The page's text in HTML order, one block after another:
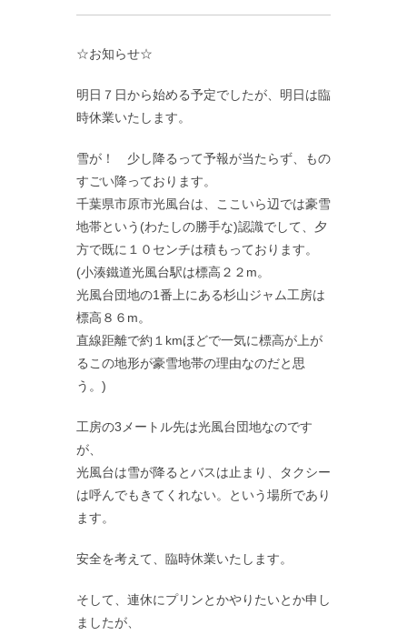
☆お知らせ☆
明日７日から始める予定でしたが、明日は臨
時休業いたします。
雪が！ 少し降るって予報が当たらず、もの
すごい降っております。
千葉県市原市光風台は、ここいら辺では豪雪
地帯という(わたしの勝手な)認識でして、夕
方で既に１０センチは積もっております。
(小湊鐵道光風台駅は標高２２m。
光風台団地の1番上にある杉山ジャム工房は
標高８６m。
直線距離で約１kmほどで一気に標高が上が
るこの地形が豪雪地帯の理由なのだと思
う。)
工房の3メートル先は光風台団地なのです
が、
光風台は雪が降るとバスは止まり、タクシー
は呼んでもきてくれない。という場所であり
ます。
安全を考えて、臨時休業いたします。
そして、連休にプリンとかやりたいとか申し
ましたが、